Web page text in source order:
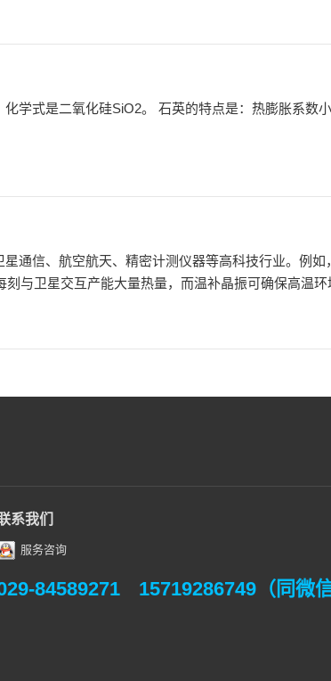
的特点是：热膨胀系数小、Q值高、绝缘
通信、航空航天、精密计测仪器等高科技行业。例如
与卫星交互产能大量热量，而温补晶振可确保高温环
系我们
服务咨询
84589271 15719286749（同微信